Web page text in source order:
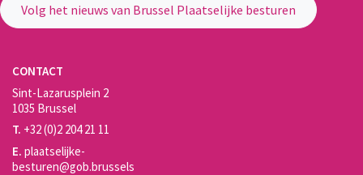
Volg het nieuws van Brussel Plaatselijke besturen
CONTACT
Sint-Lazarusplein 2
1035 Brussel
T. +32 (0)2 204 21 11
E. plaatselijke-
besturen@gob.brussels